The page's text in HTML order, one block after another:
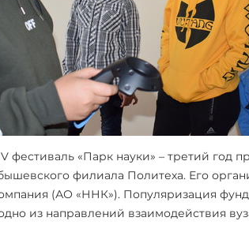
фестиваль «Парк науки» – третий год
филиала Политеха. Его
(АО «ННК»). Популяризация
из направлений взаимодействия